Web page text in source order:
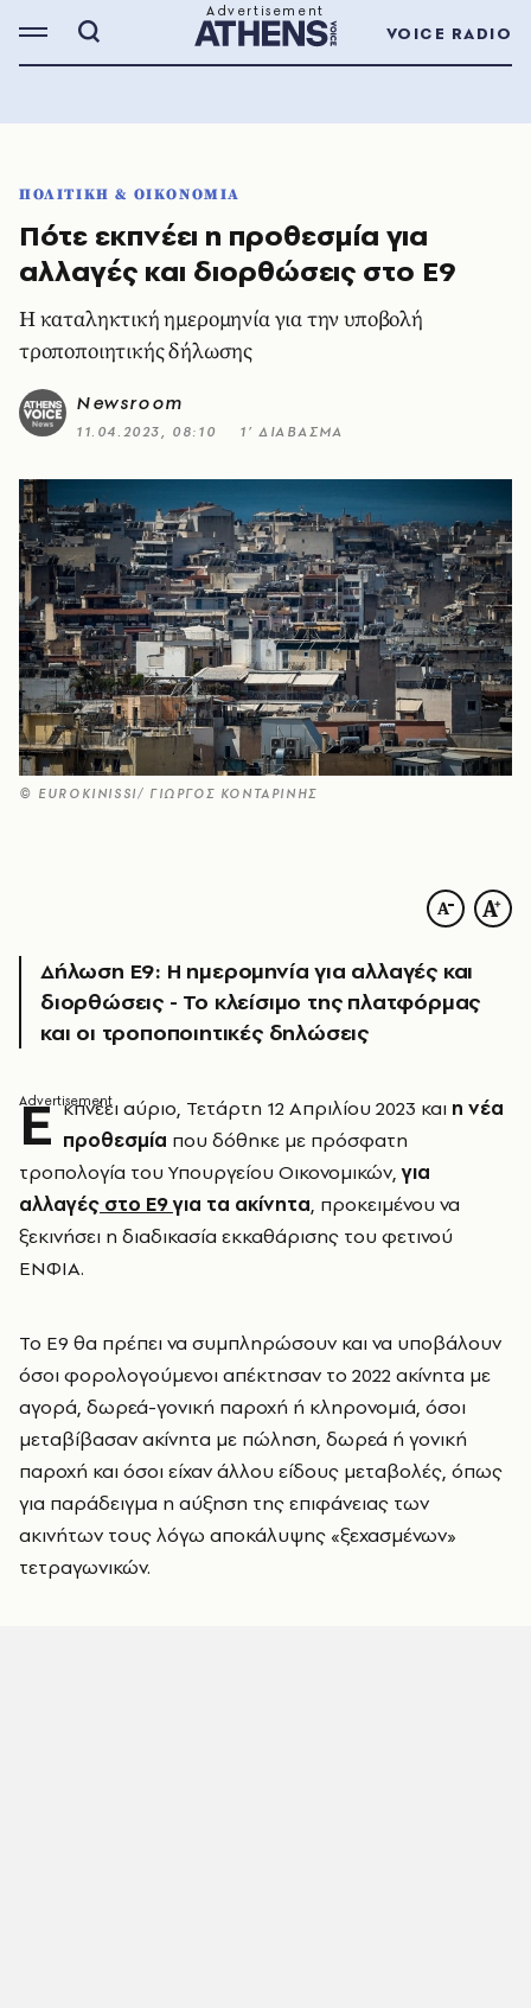
VOICE RADIO
ΠΟΛΙΤΙΚΗ & ΟΙΚΟΝΟΜΙΑ
Πότε εκπνέει η προθεσμία για
αλλαγές και διορθώσεις στο Ε9
Η καταληκτική ημερομηνία για την υποβολή
τροποποιητικής δήλωσης
Newsroom
11.04.2023, 08:10 1’ ΔΙΑΒΑΣΜΑ
© EUROKINISSI/ ΓΙΩΡΓΟΣ ΚΟΝΤΑΡΙΝΗΣ
Δήλωση Ε9: Η ημερομηνία για αλλαγές και
διορθώσεις - Το κλείσιμο της πλατφόρμας
και οι τροποποιητικές δηλώσεις
Ε κπνέει αύριο, Τετάρτη 12 Απριλίου 2023 και η νέα
προθεσμία που δόθηκε με πρόσφατη
τροπολογία του Υπουργείου Οικονομικών,για
αλλαγές στο Ε9για τα ακίνητα, προκειμένου να
ξεκινήσει η διαδικασία εκκαθάρισης του φετινού
ΕΝΦΙΑ.
Το Ε9 θα πρέπει να συμπληρώσουν και να υποβάλουν
όσοι φορολογούμενοι απέκτησαν το 2022 ακίνητα με
αγορά, δωρεά-γονική παροχή ή κληρονομιά, όσοι
μεταβίβασαν ακίνητα με πώληση, δωρεά ή γονική
παροχή και όσοι είχαν άλλου είδους μεταβολές, όπως
για παράδειγμα η αύξηση της επιφάνειας των
ακινήτων τους λόγω αποκάλυψης «ξεχασμένων»
τετραγωνικών.